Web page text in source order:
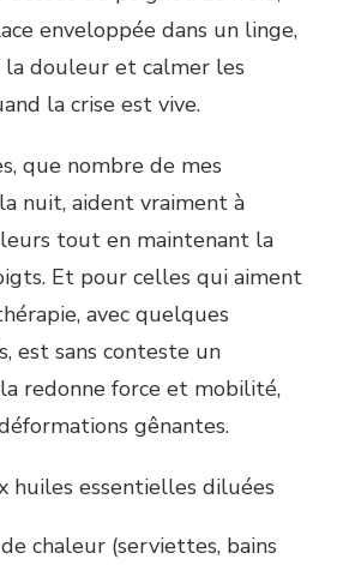
enveloppée dans un linge,
la douleur et calmer les
la crise est vive.
que nombre de mes
nuit, aident vraiment à
tout en maintenant la
Et pour celles qui aiment
avec quelques
est sans conteste un
redonne force et mobilité,
gênantes.
huiles essentielles diluées
chaleur (serviettes, bains